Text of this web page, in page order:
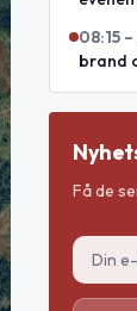
08:15 –
brand
Få de